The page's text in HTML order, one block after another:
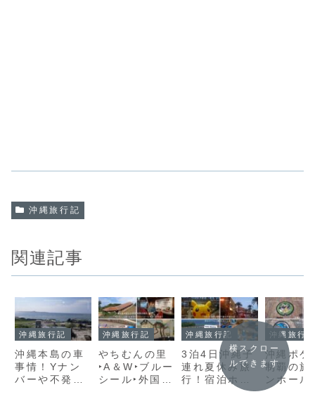
沖縄旅行記
関連記事
沖縄旅行記
沖縄本島の車
事情！Yナン
バーや不発弾
沖縄旅行記
やちむんの里
‣A＆W‣ブルー
シール‣外国人
沖縄旅行記
3泊4日沖縄子
連れ夏休み旅
行！宿泊ホテ
ルと観光コー
沖縄旅行
沖縄ポケ
制覇の旅
ンホール
竜スポッ
横スクロー
ルできます